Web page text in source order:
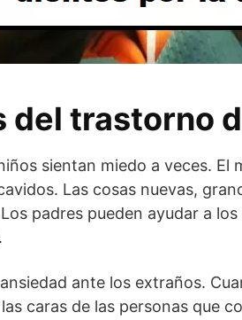
del trastorno
sientan miedo a veces. El
Las cosas nuevas,
padres pueden ayudar a
ante los extraños.
caras de las personas que